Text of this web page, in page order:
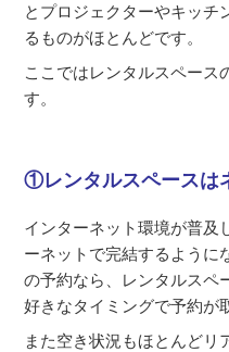
とプロジェクターやキッチ
るものがほとんどです。
ここではレンタルスペース
す。
①レンタルスペースは
インターネット環境が普及
ーネットで完結するように
の予約なら、レンタルスペ
好きなタイミングで予約が
また空き状況もほとんどリ